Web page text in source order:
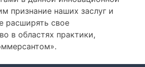
признание наших заслуг и
расширять свое
в областях практики,